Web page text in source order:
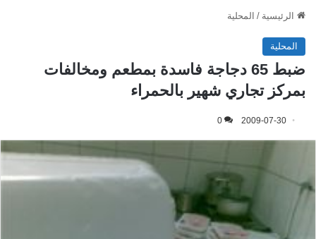
الرئيسية / المحلية
المحلية
ضبط 65 دجاجة فاسدة بمطعم ومخالفات
بمركز تجاري شهير بالحمراء
2009-07-30
0